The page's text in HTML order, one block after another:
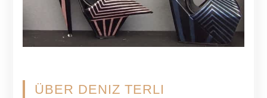
ÜBER DENIZ TERLI